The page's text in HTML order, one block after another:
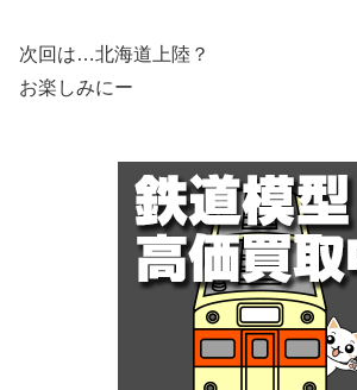
次回は…北海道上陸？
お楽しみにー